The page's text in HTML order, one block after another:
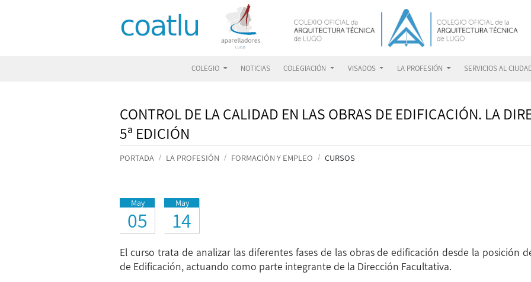
COLEGIO NOTICIAS COLEGIACIÓN VISADOS LA PROFESIÓN SERVICIOS AL
CONTROL DE LA CALIDAD EN LAS OBRAS DE EDIFICACIÓN. LA
5ª EDICIÓN
PORTADA LA PROFESIÓN FORMACIÓN Y EMPLEO CURSOS
May
05
May
14
El curso trata de analizar las diferentes fases de las obras de edificación desde la posición
de Edificación, actuando como parte integrante de la Dirección Facultativa.